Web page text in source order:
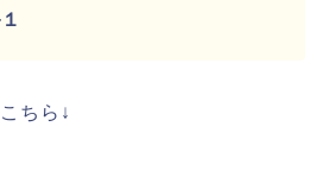
ちら↓